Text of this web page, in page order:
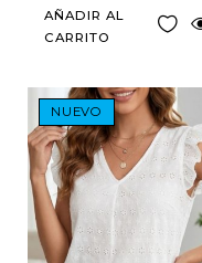
AÑADIR AL
CARRITO
NUEVO